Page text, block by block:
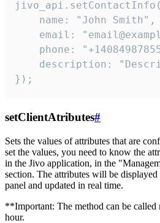
    name: "John Smith",
email:
phone:
description:
});
setClientAtributes#
Sets the values ​​of attributes that are
set the values, you need to know the
in the Jivo application, in the
section. The attributes will be
panel and updated in real time.
**Important: The method can be called
hour.